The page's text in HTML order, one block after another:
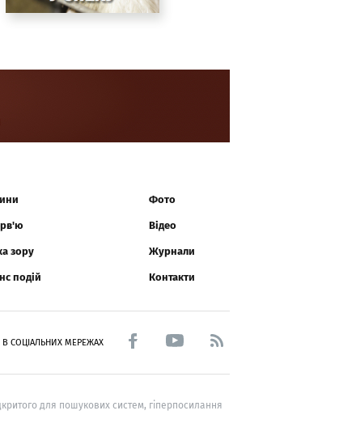
зору
подій
Фото
Відео
Журнали
Контакти
СОЦІАЛЬНИХ МЕРЕЖАХ
для пошукових систем, гіперпосилання